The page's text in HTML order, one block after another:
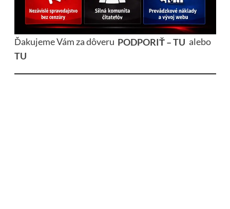
Ďakujeme Vám za dôveru PODPORIŤ – TU alebo
TU